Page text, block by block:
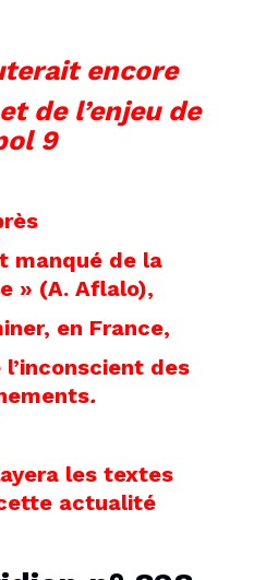
encore
de l’enjeu de
9
manqué de la
» (A. Aflalo),
en France,
des
.
les textes
actualité